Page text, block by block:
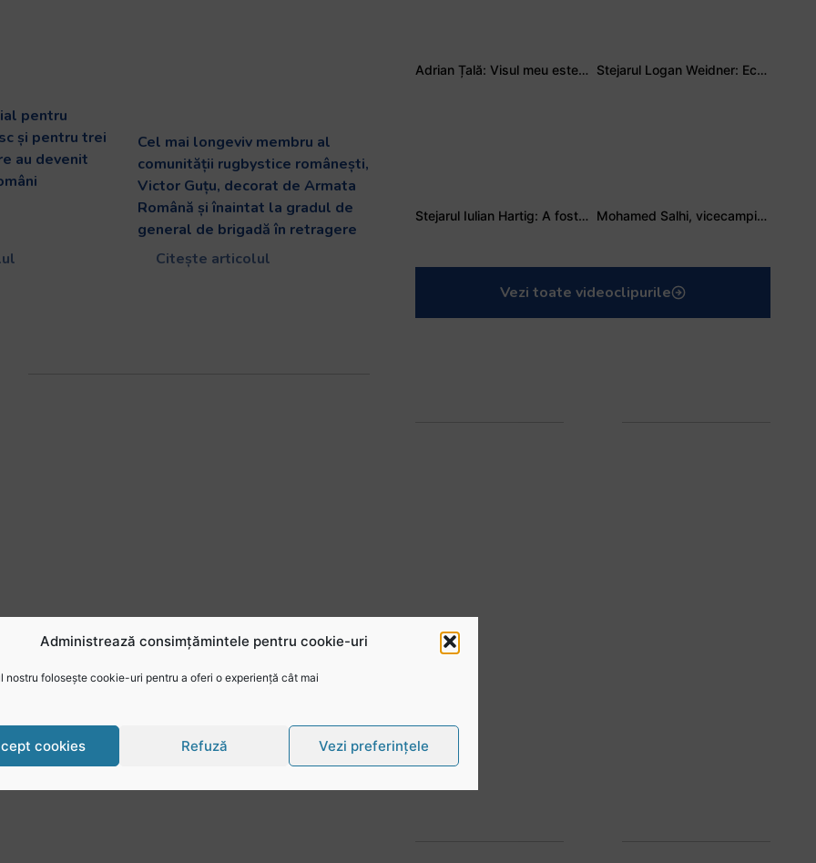
Administrează consimțămintele pentru cookie-uri
nostru folosește cookie-uri pentru a oferi o experiență cât mai
cookies Refuză Vezi preferințele
pentru
și pentru trei
au devenit
Cel mai longeviv membru al
comunității rugbystice românești,
Victor Guțu, decorat de Armata
Română și înaintat la gradul de
general de brigadă în retragere
Citește articolul
Adrian Țală: Visul meu este să debutez pentru România Stejarul Logan Weidner: Echipa a muncit mult, iar asta se va vedea în meciurile de la Nations Cup
Stejarul Iulian Hartig: A fost un turneu care a unit mai mult echipa Mohamed Salhi, vicecampion național juniori I: Rugby-ul te învață să accepți și înfrângerile
Vezi toate videoclipurile